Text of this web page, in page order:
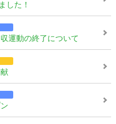
した！
運動の終了について